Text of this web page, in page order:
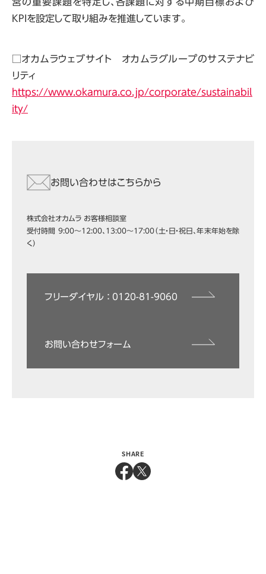
KPI を設定して取り組みを推進しています。
□オカムラウェブサイト オカムラグループのサステナビ
リティ
https://www.okamura.co.jp/corporate/sustainabil
ity/
お問い合わせはこちらから
株式会社オカムラ お客様相談室
受付時間 9:00～12:00、13:00～17:00（土・日・祝日、年末年始を除
く）
フリーダイヤル ： 0120-81-9060
お問い合わせフォーム
SHARE